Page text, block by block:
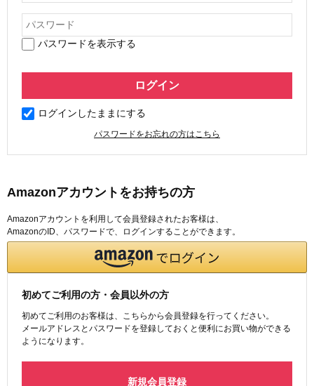
パスワードを表示する
ログインしたままにする
パスワードをお忘れの方はこちら
Amazonアカウントをお持ちの方
Amazonアカウントを利用して会員登録されたお客様は、
AmazonのID、パスワードで、ログインすることができます。
初めてご利用の方・会員以外の方
初めてご利用のお客様は、こちらから会員登録を行ってください。
メールアドレスとパスワードを登録しておくと便利にお買い物ができる
ようになります。